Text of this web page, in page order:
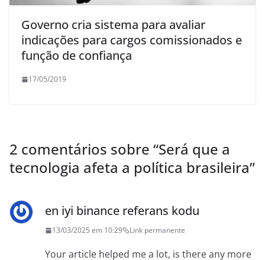
Governo cria sistema para avaliar
indicações para cargos comissionados e
função de confiança
17/05/2019
2 comentários sobre “Será que a
tecnologia afeta a política brasileira”
en iyi binance referans kodu
13/03/2025 em 10:29 Link permanente
Your article helped me a lot, is there any more